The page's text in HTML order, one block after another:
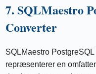
7. SQLMaestro
Converter
SQLMaestro
repræsenterer en